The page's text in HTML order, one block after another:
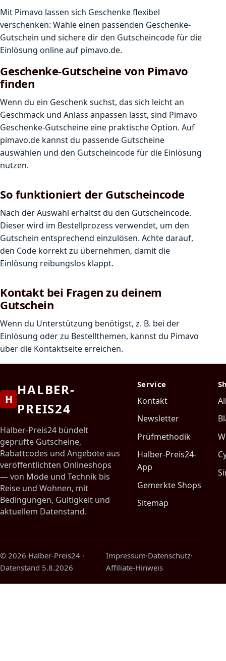
Mit Pimavo lassen sich Geschenke flexibel
verschenken: Wähle einen passenden Geschenke-
Gutschein und sichere dir den Gutscheincode für die
Einlösung online auf pimavo.de.
Geschenke-Gutscheine von Pimavo
finden
Wenn du ein Geschenk suchst, das sich leicht an
Geschmack und Anlass anpassen lässt, sind Pimavo
Geschenke-Gutscheine eine praktische Option. Auf
pimavo.de kannst du passende Gutscheine
auswählen und den Gutscheincode für die Einlösung
nutzen.
So funktioniert der Gutscheincode
Nach der Auswahl erhältst du den Gutscheincode.
Dieser wird im Bestellprozess verwendet, um den
Gutschein entsprechend einzulösen. Achte darauf,
den Code korrekt zu übernehmen, damit die
Einlösung reibungslos klappt.
Kontakt bei Fragen zu deinem
Gutschein
Wenn du Unterstützung benötigst, z. B. bei der
Einlösung oder zu Bestellthemen, kannst du Pimavo
über die Kontaktseite erreichen.
H
HALBER-
PREIS24
Halber-Preis24 bündelt
geprüfte Gutscheine,
Rabattcodes und Angebote aus
veröffentlichten Onlineshops
— von Mode und Technik bis
Reise und Wohnen, mit
Bedingungen, Gültigkeit und
aktuellem Datenstand.
Service
Kontakt
Newsletter
Prüfmethodik
Halber-Preis24-
App
Gemerkte Shops
Sitemap
© 2026 Halber-Preis24 ·
Datenstand 5.8.2026
Impressum·Datenschutz·
Affiliate-Hinweis